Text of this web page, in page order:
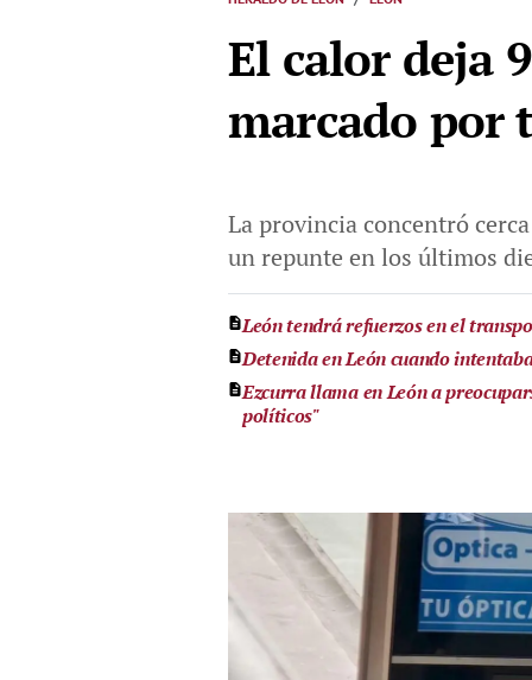
El calor deja
marcado por
La provincia concentró
un repunte en los últimos
León tendrá refuerzos en el
Detenida en León cuando
Ezcurra llama en León a
políticos"